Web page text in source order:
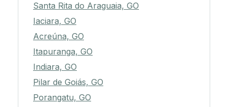
Santa Rita do Araguaia, GO
Iaciara, GO
Acreúna, GO
Itapuranga, GO
Indiara, GO
Pilar de Goiás, GO
Porangatu, GO